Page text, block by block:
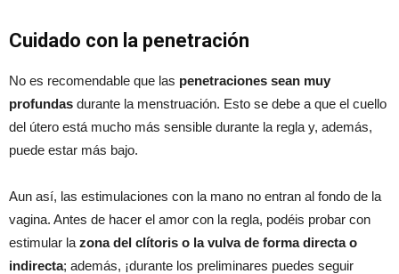
Cuidado con la penetración
No es recomendable que las penetraciones sean muy
profundas durante la menstruación. Esto se debe a que el cuello
del útero está mucho más sensible durante la regla y, además,
puede estar más bajo.
Aun así, las estimulaciones con la mano no entran al fondo de la
vagina. Antes de hacer el amor con la regla, podéis probar con
estimular la zona del clítoris o la vulva de forma directa o
indirecta; además, ¡durante los preliminares puedes seguir